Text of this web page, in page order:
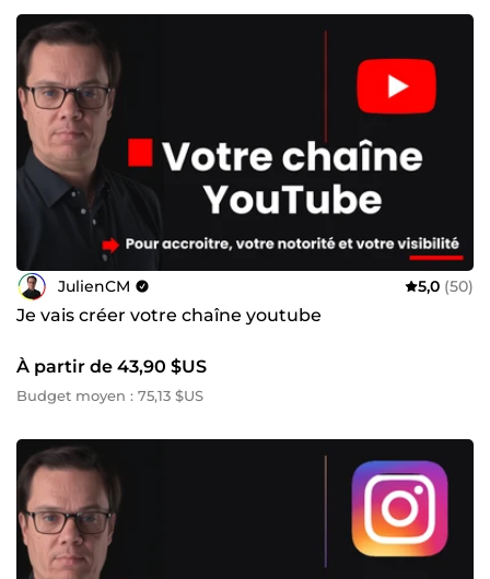
attire vos clients là où ils en ont besoin !
JulienCM 5,0 (50)
Je vais créer votre chaîne youtube
À partir de 43,90 $US
Budget moyen : 75,13 $US